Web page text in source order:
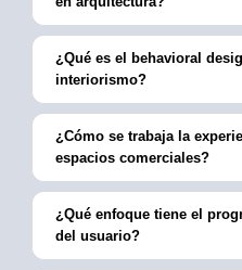
¿Qué es el behavioral
interiorismo?
¿Cómo se trabaja la
espacios comerciales?
¿Qué enfoque tiene el
del usuario?